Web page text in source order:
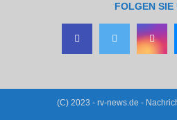
FOLGEN SIE
(C) 2023 - rv-news.de -